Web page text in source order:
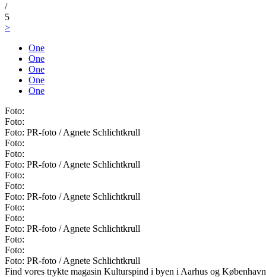
/
5
>
One
One
One
One
One
Foto:
Foto:
Foto: PR-foto / Agnete Schlichtkrull
Foto:
Foto:
Foto: PR-foto / Agnete Schlichtkrull
Foto:
Foto:
Foto: PR-foto / Agnete Schlichtkrull
Foto:
Foto:
Foto: PR-foto / Agnete Schlichtkrull
Foto:
Foto:
Foto: PR-foto / Agnete Schlichtkrull
Find vores trykte magasin Kulturspind i byen i Aarhus og København